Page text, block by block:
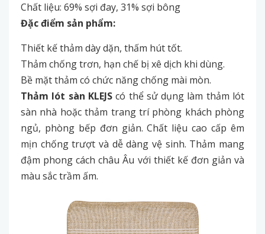
Chất liệu: 69% sợi đay, 31% sợi bông
Đặc điểm sản phẩm:
Thiết kế thảm dày dặn, thấm hút tốt.
Thảm chống trơn, hạn chế bị xê dịch khi dùng.
Bề mặt thảm có chức năng chống mài mòn.
Thảm lót sàn KLEJScó thể sử dụng làm thảm lót
sàn nhà hoặc thảm trang trí phòng khách phòng
ngủ, phòng bếp đơn giản. Chất liệu cao cấp êm
mịn chống trượt và dễ dàng vệ sinh. Thảm mang
đậm phong cách châu Âu với thiết kế đơn giản và
màu sắc trầm ấm.